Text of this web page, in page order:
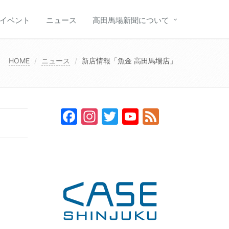
イベント ニュース 高田馬場新聞について
HOME ニュース 新店情報「魚金 高田馬場店」
Facebook
Instagram
Twitter
YouTube
Feed